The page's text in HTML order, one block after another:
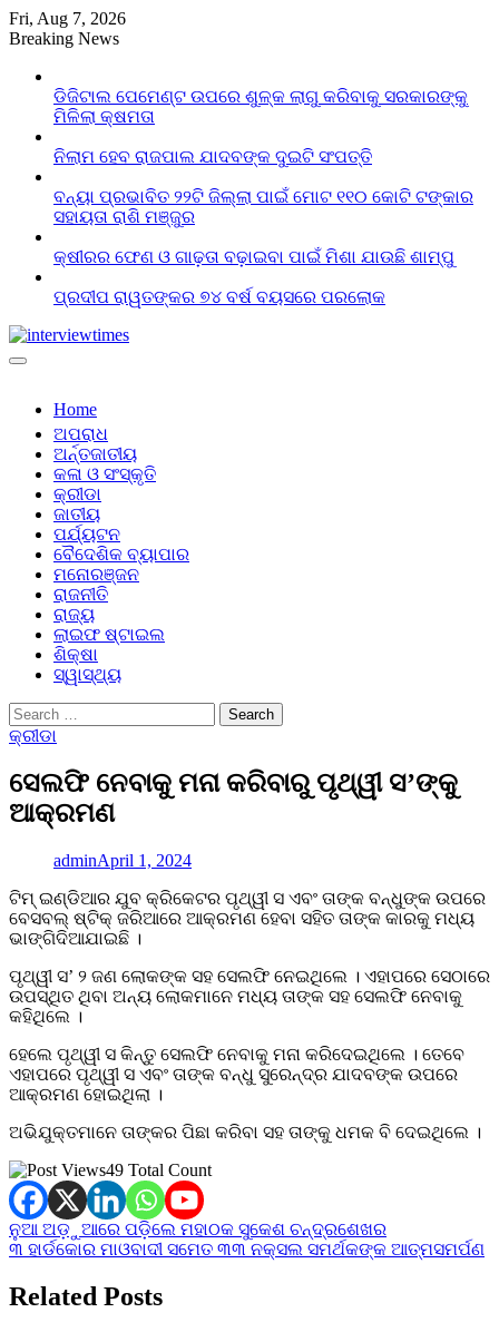
Skip
to
Fri, Aug 7, 2026
Breaking News
ଡିଜିଟାଲ ପେମେଣ୍ଟ ଉପରେ ଶୁଳ୍କ ଲାଗୁ କରିବାକୁ ସରକାରଙ୍କୁ
ମିଳିଲା କ୍ଷମତା
ନିଲାମ ହେବ ରାଜପାଲ ଯାଦବଙ୍କ ଦୁଇଟି ସଂପତ୍ତି
ବନ୍ୟା ପ୍ରଭାବିତ ୨୨ଟି ଜିଲ୍ଲା ପାଇଁ ମୋଟ ୧୧୦ କୋଟି ଟଙ୍କାର
ସହାୟତା ରାଶି ମଞ୍ଜୁର
କ୍ଷୀରର ଫେଣ ଓ ଗାଢ଼ତା ବଢ଼ାଇବା ପାଇଁ ମିଶା ଯାଉଛି ଶାମ୍ପୁ
ପ୍ରଦୀପ ରାୱତଙ୍କର ୭୪ ବର୍ଷ ବୟସରେ ପରଲୋକ
Home
ଅପରାଧ
ଅର୍ନ୍ତଜାତୀୟ
କଳା ଓ ସଂସ୍କୃତି
କ୍ରୀଡା
ଜାତୀୟ
ପର୍ଯ୍ୟଟନ
ବୈଦେଶିକ ବ୍ୟାପାର
ମନୋରଞ୍ଜନ
ରାଜନୀତି
ରାଜ୍ୟ
ଲାଇଫ ଷ୍ଟାଇଲ
ଶିକ୍ଷା
ସ୍ୱାସ୍ଥ୍ୟ
Search
for:
କ୍ରୀଡା
ସେଲଫି ନେବାକୁ ମନା କରିବାରୁ ପୃଥ୍ୱୀ ସ’ଙ୍କୁ
ଆକ୍ରମଣ
adminApril 1, 2024
ଟିମ୍ ଇଣ୍ଡିଆର ଯୁବ କ୍ରିକେଟର ପୃଥ୍ୱୀ ସ ଏବଂ ତାଙ୍କ ବନ୍ଧୁଙ୍କ ଉପରେ
ବେସବଲ୍ ଷ୍ଟିକ୍ ଜରିଆରେ ଆକ୍ରମଣ ହେବା ସହିତ ତାଙ୍କ କାରକୁ ମଧ୍ୟ
ଭାଙ୍ଗିଦିଆଯାଇଛି ।
ପୃଥ୍ୱୀ ସ’ ୨ ଜଣ ଲୋକଙ୍କ ସହ ସେଲଫି ନେଇଥିଲେ । ଏହାପରେ ସେଠାରେ
ଉପସ୍ଥିତ ଥିବା ଅନ୍ୟ ଲୋକମାନେ ମଧ୍ୟ ତାଙ୍କ ସହ ସେଲଫି ନେବାକୁ
କହିଥିଲେ ।
ହେଲେ ପୃଥ୍ୱୀ ସ କିନ୍ତୁ ସେଲଫି ନେବାକୁ ମନା କରିଦେଇଥିଲେ । ତେବେ
ଏହାପରେ ପୃଥ୍ୱୀ ସ ଏବଂ ତାଙ୍କ ବନ୍ଧୁ ସୁରେନ୍ଦ୍ର ଯାଦବଙ୍କ ଉପରେ
ଆକ୍ରମଣ ହୋଇଥିଲା ।
ଅଭିଯୁକ୍ତମାନେ ତାଙ୍କର ପିଛା କରିବା ସହ ତାଙ୍କୁ ଧମକ ବି ଦେଇଥିଲେ ।
49 Total Count
Post
navigation
ନୁଆ ଅଡ଼ୁଆରେ ପଡ଼ିଲେ ମହାଠକ ସୁକେଶ ଚନ୍ଦ୍ରଶେଖର
୩ ହାର୍ଡକୋର ମାଓବାଦୀ ସମେତ ୩୩ ନକ୍ସଲ ସମର୍ଥକଙ୍କ ଆତ୍ମସମର୍ପଣ
Related Posts